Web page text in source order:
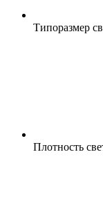
Типоразмер
Плотность